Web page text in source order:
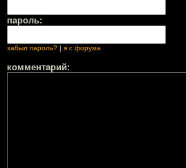
пароль:
забыл пароль? | я с форума
комментарий: